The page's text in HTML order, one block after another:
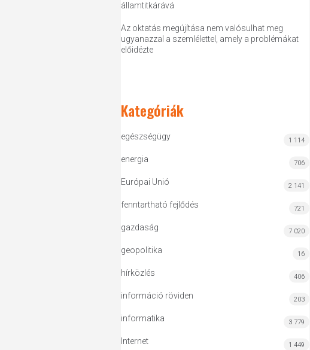
államtitkárává
Az oktatás megújítása nem valósulhat meg
ugyanazzal a szemlélettel, amely a problémákat
előidézte
Kategóriák
egészségügy 1 114
energia 706
Európai Unió 2 141
fenntartható fejlődés 721
gazdaság 7 020
geopolitika 16
hírközlés 406
információ röviden 203
informatika 3 779
Internet 1 449